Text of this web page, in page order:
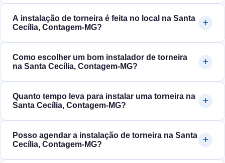
A instalação de torneira é feita no local na Santa
Cecília, Contagem‑MG?
Como escolher um bom instalador de torneira
na Santa Cecília, Contagem‑MG?
Quanto tempo leva para instalar uma torneira na
Santa Cecília, Contagem‑MG?
Posso agendar a instalação de torneira na Santa
Cecília, Contagem‑MG?